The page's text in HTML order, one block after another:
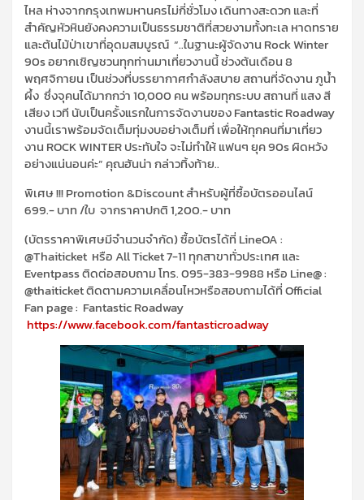
ไหล ห่างจากกรุงเทพมหานครไม่กี่ชั่วโมง เดินทางสะดวก และที่
สำคัญหัวหินยังคงความเป็นธรรมชาติที่สวยงามทั้งทะเล หาดทราย
และต้นไม้ป่าเขาที่อุดมสมบูรณ์ “..ในฐานะผู้จัดงาน Rock Winter
90s อยากเชิญชวนทุกท่านมาเที่ยวงานนี้ ช่วงต้นเดือน 8
พฤศจิกายน เป็นช่วงที่บรรยากาศกำลังสบาย สถานที่จัดงาน ภูน้ำ
ผึ้ง ซึ่งจุคนได้มากกว่า 10,000 คนพร้อมทุกระบบ สถานที่ แสง สี
เสียง เวที นับเป็นครั้งแรกในการจัดงานของ Fantastic Roadway
งานนี้เราพร้อมจัดเต็มทุ่มงบอย่างเต็มที่ เพื่อให้ทุกคนที่มาเที่ยว
งาน ROCK WINTERประทับใจ จะไม่ทำให้ แฟนๆ ยุค 90s ผิดหวัง
อย่างแน่นอนค่ะ” คุณฮันน่า กล่าวทิ้งท้าย..
พิเศษ !!!Promotion &Discount สำหรับผู้ที่ซื้อบัตรออนไลน์
699.- บาท /ใบ จากราคาปกติ 1,200.- บาท
(บัตรราคาพิเศษมีจำนวนจำกัด) ซื้อบัตรได้ที่ LineOA :
@Thaiticket หรือ All Ticket 7-11 ทุกสาขาทั่วประเทศ และ
Eventpass ติดต่อสอบถาม โทร. 095-383-9988 หรือ Line@ :
@thaiticketติดตามความเคลื่อนไหวหรือสอบถามได้ที่ Official
Fan page : Fantastic Roadway
https://www.facebook.com/fantasticroadway